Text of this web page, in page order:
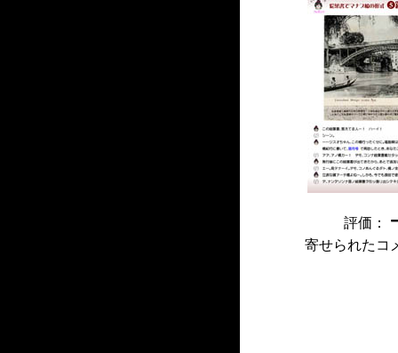
評価：
寄せられたコ